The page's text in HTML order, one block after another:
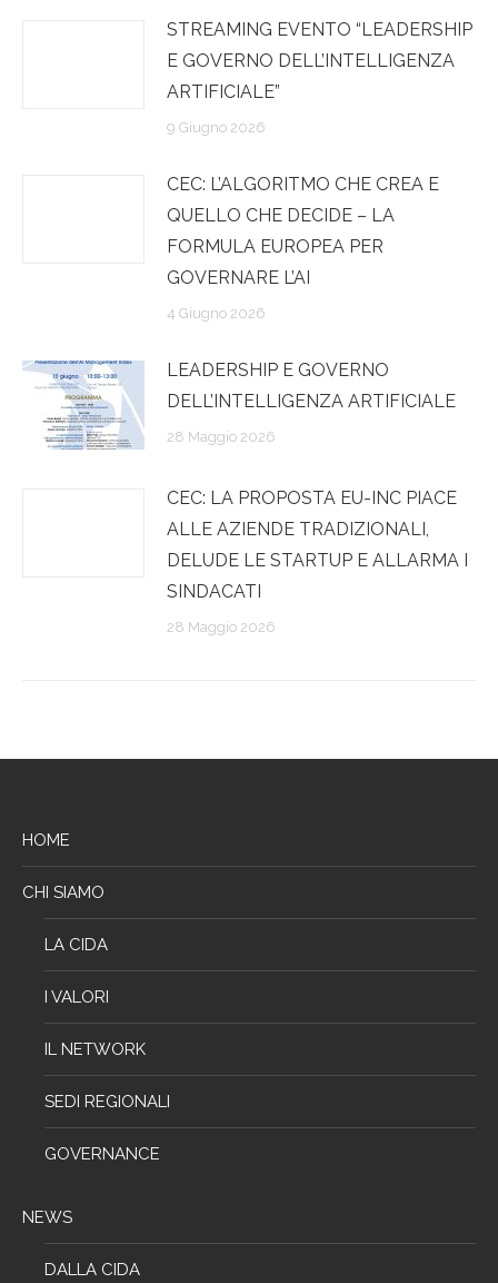
STREAMING EVENTO “LEADERSHIP
E GOVERNO DELL’INTELLIGENZA
ARTIFICIALE”
9 Giugno 2026
CEC: L’ALGORITMO CHE CREA E
QUELLO CHE DECIDE – LA
FORMULA EUROPEA PER
GOVERNARE L’AI
4 Giugno 2026
LEADERSHIP E GOVERNO
DELL’INTELLIGENZA ARTIFICIALE
28 Maggio 2026
CEC: LA PROPOSTA EU-INC PIACE
ALLE AZIENDE TRADIZIONALI,
DELUDE LE STARTUP E ALLARMA I
SINDACATI
28 Maggio 2026
HOME
CHI SIAMO
LA CIDA
I VALORI
IL NETWORK
SEDI REGIONALI
GOVERNANCE
NEWS
DALLA CIDA